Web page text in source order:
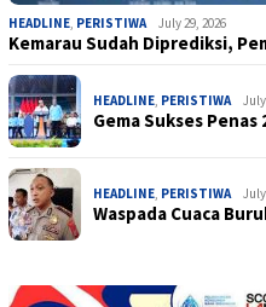
HEADLINE, PERISTIWA July 29, 2026
Kemarau Sudah Diprediksi,
HEADLINE, PERISTIWA July
Gema Sukses
HEADLINE, PERISTIWA July
Waspada Cuaca